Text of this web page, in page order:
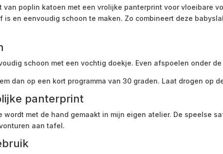
van poplin katoen met een vrolijke panterprint voor vloeibare
en eenvoudig schoon te maken. Zo combineert deze
schoon met een vochtig doekje. Even afspoelen onder
dan op een kort programma van 30 graden. Laat drogen op
panterprint
met de hand gemaakt in mijn eigen atelier. De speelse
aan tafel.